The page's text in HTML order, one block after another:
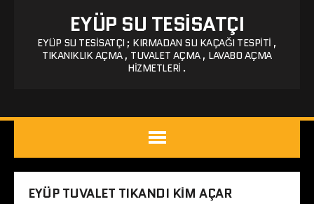
EYÜP SU TESISATÇI
EYÜP SU TESISATÇI ; KIRMADAN SU KAÇAĞI TESPITI ,
TIKANIKLIK AÇMA , TUVALET AÇMA , LAVABO AÇMA
HIZMETLERI .
EYÜP TUVALET TIKANDI KIM AÇAR